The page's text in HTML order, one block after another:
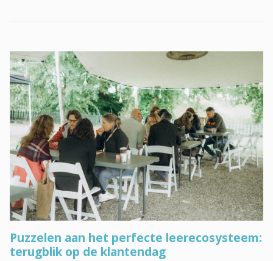
Puzzelen aan het perfecte leerecosysteem:
terugblik op de klantendag